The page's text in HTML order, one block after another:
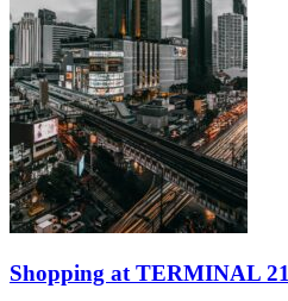
Shopping at TERMINAL 21